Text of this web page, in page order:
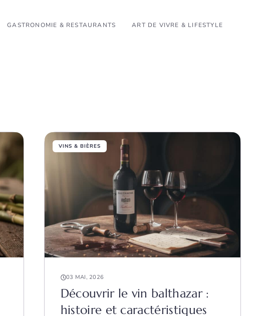
GASTRONOMIE & RESTAURANTS ART DE VIVRE & LIFESTYLE
VINS & BIÈRES
03 MAI, 2026
Découvrir le vin balthazar :
histoire et caractéristiques